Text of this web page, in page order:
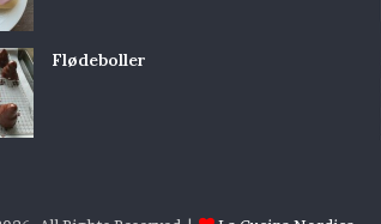
Flødeboller